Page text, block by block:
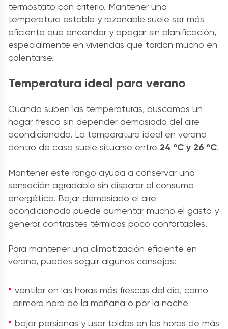
termostato con criterio. Mantener una
temperatura estable y razonable suele ser más
eficiente que encender y apagar sin planificación,
especialmente en viviendas que tardan mucho en
calentarse.
Temperatura ideal para verano
Cuando suben las temperaturas, buscamos un
hogar fresco sin depender demasiado del aire
acondicionado. La temperatura ideal en verano
dentro de casa suele situarse entre 24 ºC y 26 ºC.
Mantener este rango ayuda a conservar una
sensación agradable sin disparar el consumo
energético. Bajar demasiado el aire
acondicionado puede aumentar mucho el gasto y
generar contrastes térmicos poco confortables.
Para mantener una climatización eficiente en
verano, puedes seguir algunos consejos:
ventilar en las horas más frescas del día, como
primera hora de la mañana o por la noche
bajar persianas y usar toldos en las horas de más